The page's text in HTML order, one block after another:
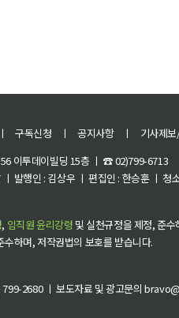
ㅣ 구독신청 ㅣ 공지사항 ㅣ 기사제
이투데이빌딩 15층 ㅣ ☎ 02)799-6713
발행인 : 김상우 ㅣ 편집인 : 한승훈 ㅣ 청
, 임직원 윤리강령 및 실천규정을 제정, 준
하며, 저작권법의 보호를 받습니다.
2680 ㅣ 보도자료 및 광고문의